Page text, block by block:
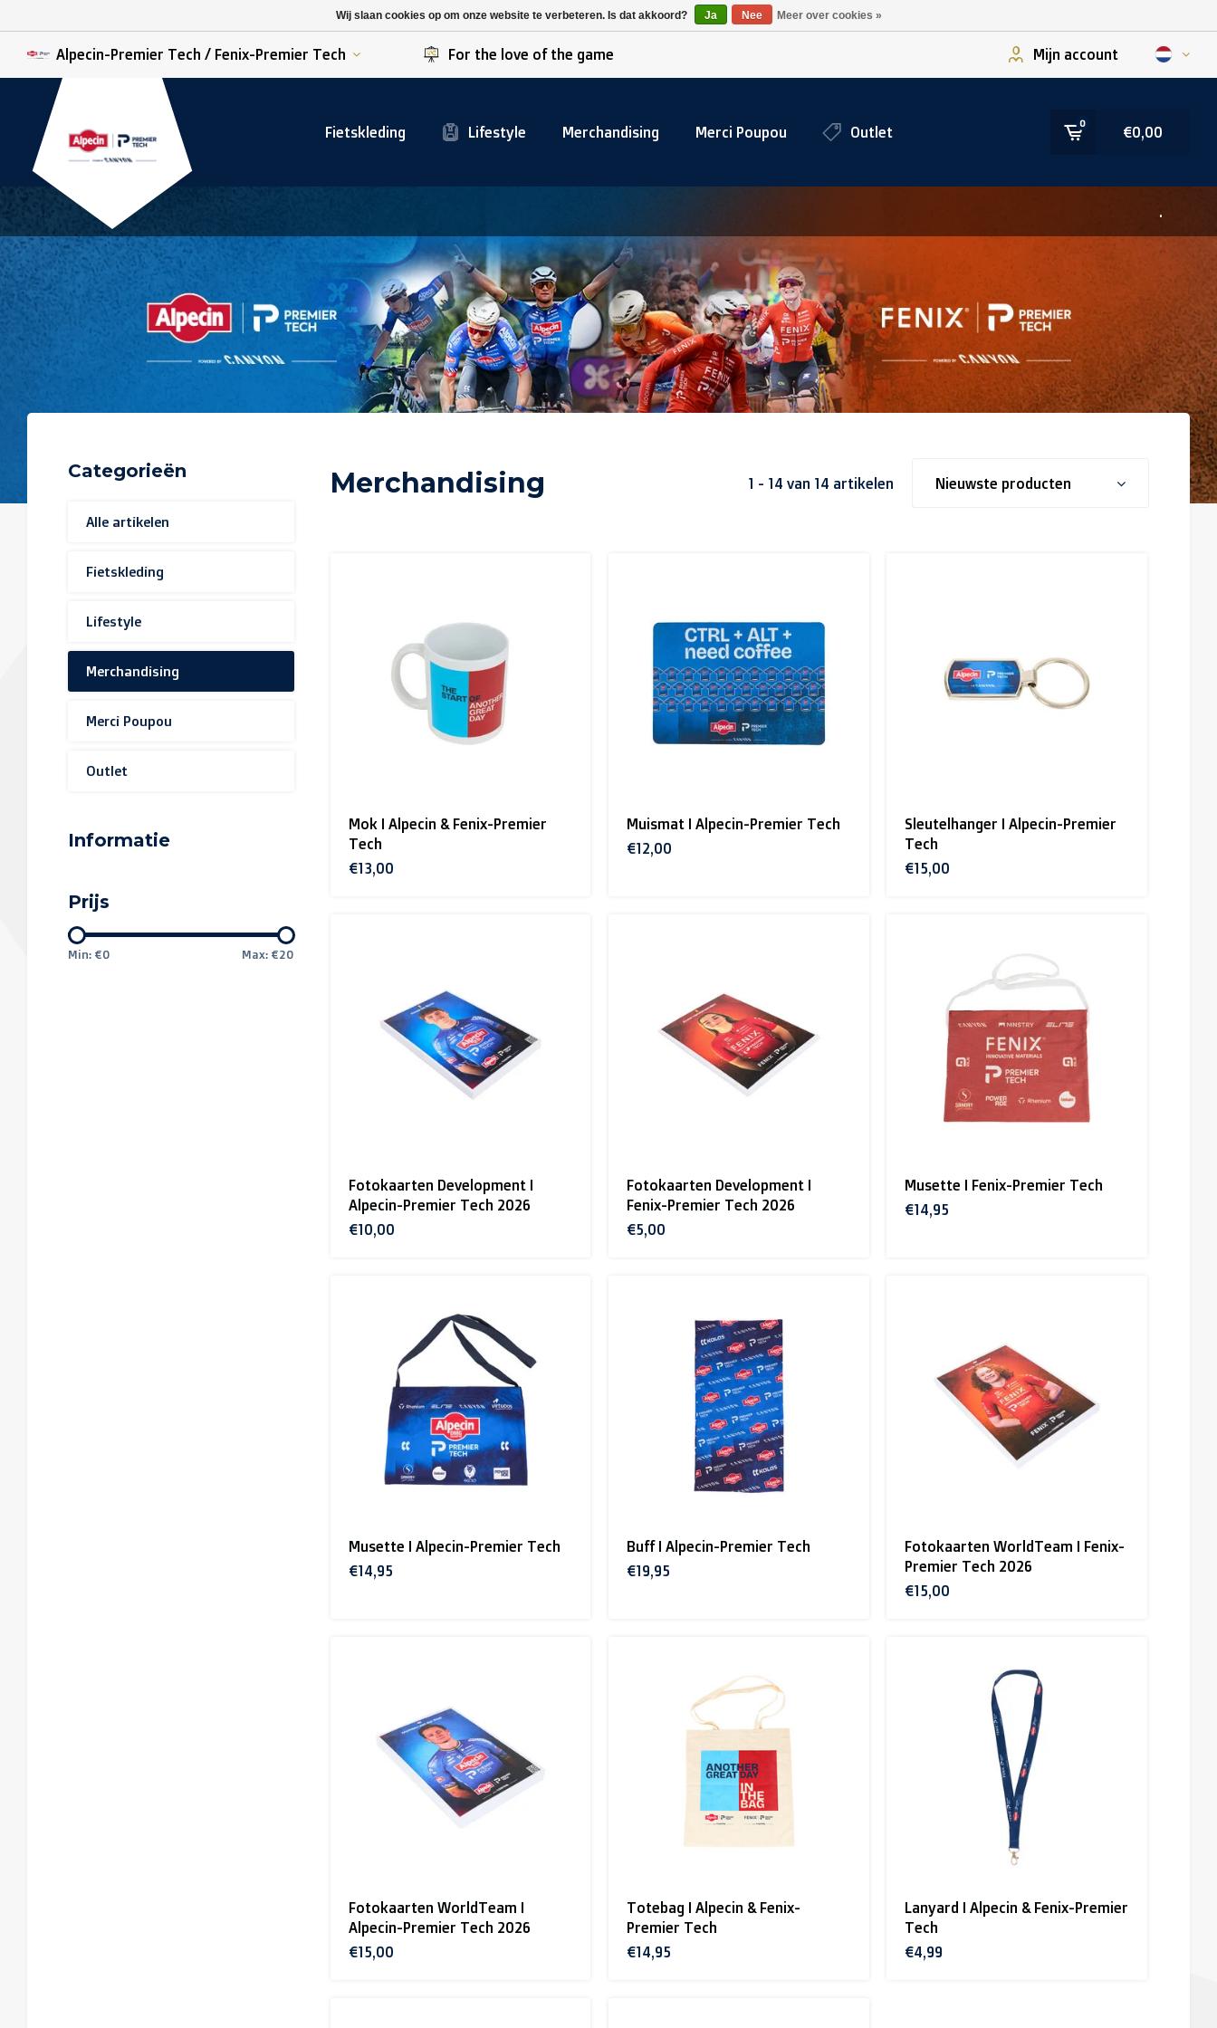
Alpecin-Premier Tech / Fenix-Premier Tech
/Fenix Premier Tech
Evenepoel
For the love of the game Mijn account
Fietskleding Lifestyle Merchandising Merci Poupou Outlet
0
€0,00
.
Categorieën
Alle artikelen
Fietskleding
Lifestyle
Merchandising
Merci Poupou
Outlet
Informatie
Prijs
Min: €0 Max: €20
Merchandising 1 - 14 van 14 artikelen Nieuwste producten
Mok I Alpecin & Fenix-Premier
Tech
€13,00
Muismat I Alpecin-Premier Tech
€12,00
Sleutelhanger I Alpecin-Premier
Tech
€15,00
Fotokaarten Development I
Alpecin-Premier Tech 2026
€10,00
Fotokaarten Development I
Fenix-Premier Tech 2026
€5,00
Musette I Fenix-Premier Tech
€14,95
Musette I Alpecin-Premier Tech
€14,95
Buff I Alpecin-Premier Tech
€19,95
Fotokaarten WorldTeam I Fenix-
Premier Tech 2026
€15,00
Fotokaarten WorldTeam I
Alpecin-Premier Tech 2026
€15,00
Totebag I Alpecin & Fenix-
Premier Tech
€14,95
Lanyard I Alpecin & Fenix-Premier
Tech
€4,99
Wij slaan cookies op om onze website te verbeteren. Is dat akkoord? Ja Nee Meer over cookies »